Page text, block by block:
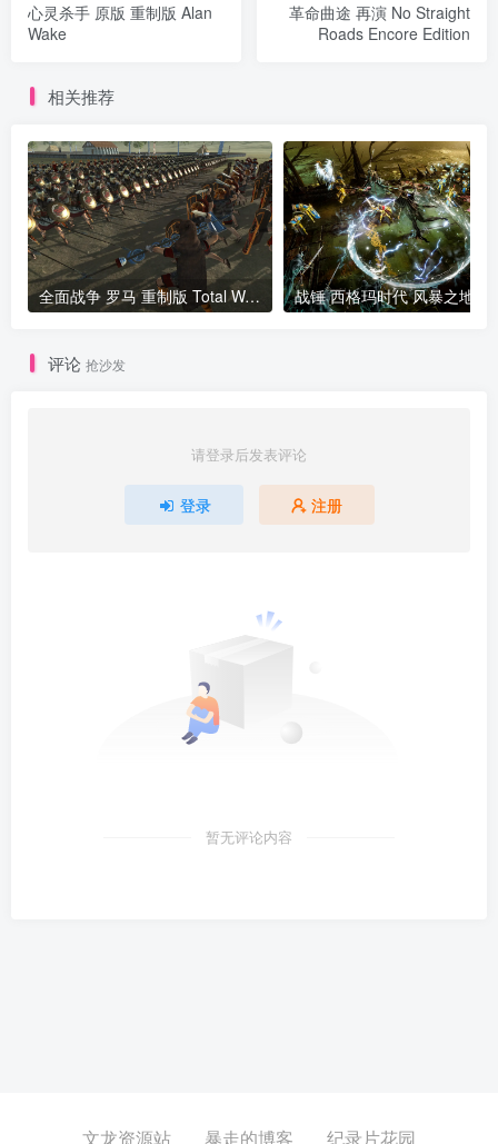
心灵杀手 原版 重制版 Alan
Wake
革命曲途 再演 No Straight
Roads Encore Edition
相关推荐
全面战争 罗马 重制版 Total War ROME REMASTERED
评论 抢沙发
请登录后发表评论
登录 注册
暂无评论内容
文龙资源站 暴走的博客 纪录片花园